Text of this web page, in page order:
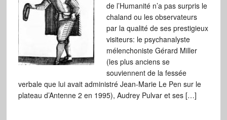
de l’Humanité n’a pas surpris le
chaland ou les observateurs
par la qualité de ses prestigieux
visiteurs: le psychanalyste
mélenchoniste Gérard Miller
(les plus anciens se
souviennent de la fessée
verbale que lui avait administré Jean-Marie Le Pen sur le
plateau d’Antenne 2 en 1995), Audrey Pulvar et ses […]